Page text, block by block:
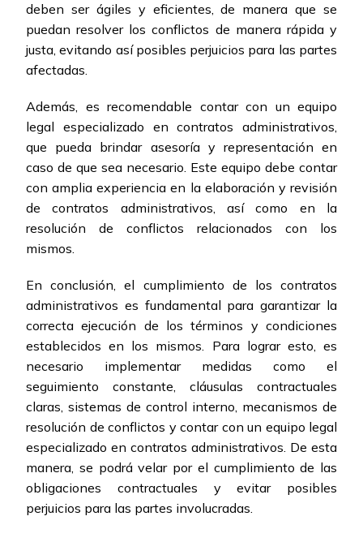
deben ser ágiles y eficientes, de manera que se
puedan resolver los conflictos de manera rápida y
justa, evitando así posibles perjuicios para las partes
afectadas.
Además, es recomendable contar con un equipo
legal especializado en contratos administrativos,
que pueda brindar asesoría y representación en
caso de que sea necesario. Este equipo debe contar
con amplia experiencia en la elaboración y revisión
de contratos administrativos, así como en la
resolución de conflictos relacionados con los
mismos.
En conclusión, el cumplimiento de los contratos
administrativos es fundamental para garantizar la
correcta ejecución de los términos y condiciones
establecidos en los mismos. Para lograr esto, es
necesario implementar medidas como el
seguimiento constante, cláusulas contractuales
claras, sistemas de control interno, mecanismos de
resolución de conflictos y contar con un equipo legal
especializado en contratos administrativos. De esta
manera, se podrá velar por el cumplimiento de las
obligaciones contractuales y evitar posibles
perjuicios para las partes involucradas.